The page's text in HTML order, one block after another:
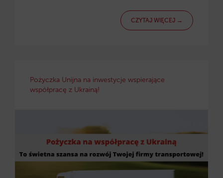
CZYTAJ WIĘCEJ →
Pożyczka Unijna na inwestycje wspierające
współpracę z Ukrainą!